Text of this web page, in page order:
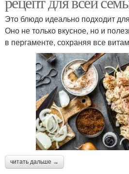
Это блюдо идеально подходит
Оно не только вкусное, но и
в пергаменте, сохраняя все
читать дальше →